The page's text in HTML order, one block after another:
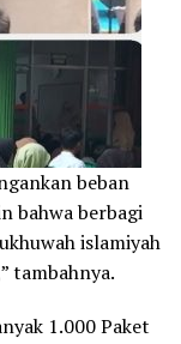
beban
bahwa berbagi
islamiyah
tambahnya.
1.000 Paket